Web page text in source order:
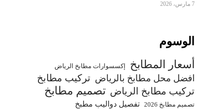
7 مارس، 2026
الوسوم
أسعار المطابخ إكسسوارات مطابخ الرياض
افضل محل مطابخ بالرياض تركيب مطابخ
تركيب مطابخ الرياض تصميم مطابخ
تصميم مطابخ 2026 تفصيل دواليب مطبخ